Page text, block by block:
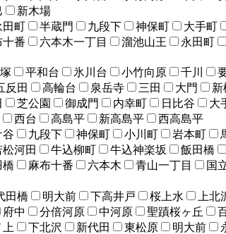
新木場
田町 半蔵門 九段下 神保町 大手町
十番 六本木一丁目 溜池山王 永田町
平和台 氷川台 小竹向原 千川
反田 高輪台 泉岳寺 三田 大門 新
芝公園 御成門 内幸町 日比谷 大
西台 高島平 新高島平
西高島平
谷 九段下 神保町 小川町 岩本町
松河田 牛込柳町 牛込神楽坂 飯田橋
橋 麻布十番 六本木 青山一丁目 国
田橋 明大前 下高井戸 桜上水 上北
府中 分倍河原 中河原 聖蹟桜ヶ丘
下北沢 新代田 東松原 明大前